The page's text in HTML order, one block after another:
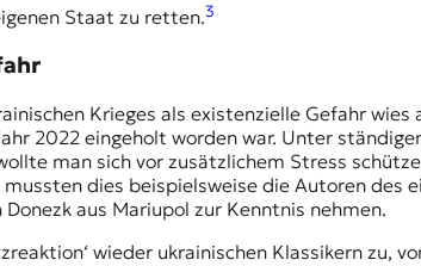
Staat zu retten.3
Krieges als existenzielle Gefahr
2022 eingeholt worden war. Unter
man sich vor zusätzlichem Stress
dies beispielsweise die Autoren des
aus Mariupol zur Kenntnis nehmen.
wieder ukrainischen Klassikern zu,